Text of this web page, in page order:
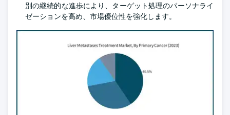
別の継続的な進歩により、ターゲット処理のパーソナライ
ゼーションを高め、市場優位性を強化します。